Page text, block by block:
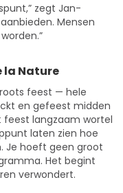
zegt Jan-
Mensen
la Nature
feest — hele
en gefeest midden
feest langzaam wortel
laten zien hoe
Je hoeft geen groot
Het begint
verwondert.